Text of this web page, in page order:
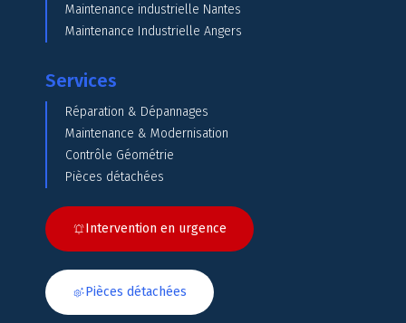
Maintenance industrielle Nantes
Maintenance Industrielle Angers
Services
Réparation & Dépannages
Maintenance & Modernisation
Contrôle Géométrie
Pièces détachées
Intervention en urgence
Pièces détachées